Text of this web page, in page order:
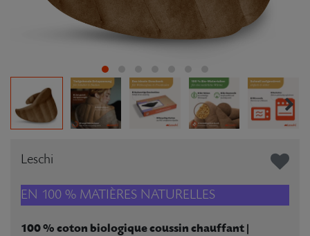
Leschi
EN 100 % MATIÈRES NATURELLES
100 % coton biologique coussin chauffant |